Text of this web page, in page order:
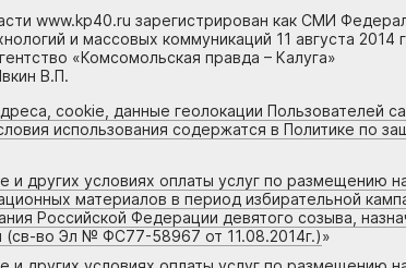
www.kp40.ru зарегистрирован как СМИ
и массовых коммуникаций 11 августа
«Комсомольская правда – Калуга»
В.П.
cookie, данные геолокации Пользователей
использования содержатся в Политике по
и других условиях оплаты услуг по размещению
материалов в период избирательной
Российской Федерации девятого созыва,
(св-во Эл № ФС77-58967 от 11.08.2014г.)»